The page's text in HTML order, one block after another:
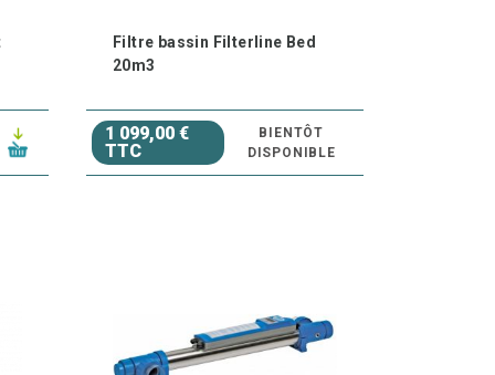
taille.
car la pression de la pompe est en grande
dans les bassins peuplés de Kois. On les
pour permettre à l'eau de revenir dans le
Filtre bassin Filterline Bed
20m3
1 099,00 €
TTC
BIENTÔT
DISPONIBLE